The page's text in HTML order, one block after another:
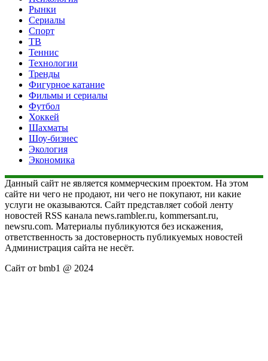
Рынки
Сериалы
Спорт
ТВ
Теннис
Технологии
Тренды
Фигурное катание
Фильмы и сериалы
Футбол
Хоккей
Шахматы
Шоу-бизнес
Экология
Экономика
Данный сайт не является коммерческим проектом. На этом
сайте ни чего не продают, ни чего не покупают, ни какие
услуги не оказываются. Сайт представляет собой ленту
новостей RSS канала news.rambler.ru, kommersant.ru,
newsru.com. Материалы публикуются без искажения,
ответственность за достоверность публикуемых новостей
Администрация сайта не несёт.
Сайт от bmb1 @ 2024